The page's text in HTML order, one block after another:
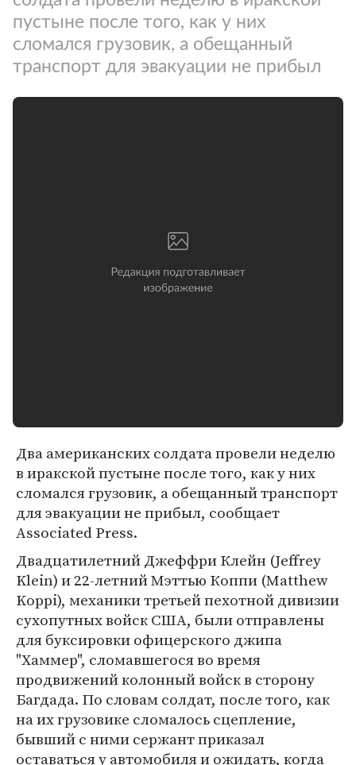
пустыне после того, как у них
сломался грузовик, а обещанный
транспорт для эвакуации не прибыл
Два американских солдата провели неделю
в иракской пустыне после того, как у них
сломался грузовик, а обещанный транспорт
для эвакуации не прибыл, сообщает
Associated Press.
Двадцатилетний Джеффри Клейн (Jeffrey
Klein) и 22-летний Мэттью Коппи (Matthew
Koppi), механики третьей пехотной дивизии
сухопутных войск США, были отправлены
для буксировки офицерского джипа
"Хаммер", сломавшегося во время
продвижений колонный войск в сторону
Багдада. По словам солдат, после того, как
на их грузовике сломалось сцепление,
бывший с ними сержант приказал
оставаться у автомобиля и ожидать, когда